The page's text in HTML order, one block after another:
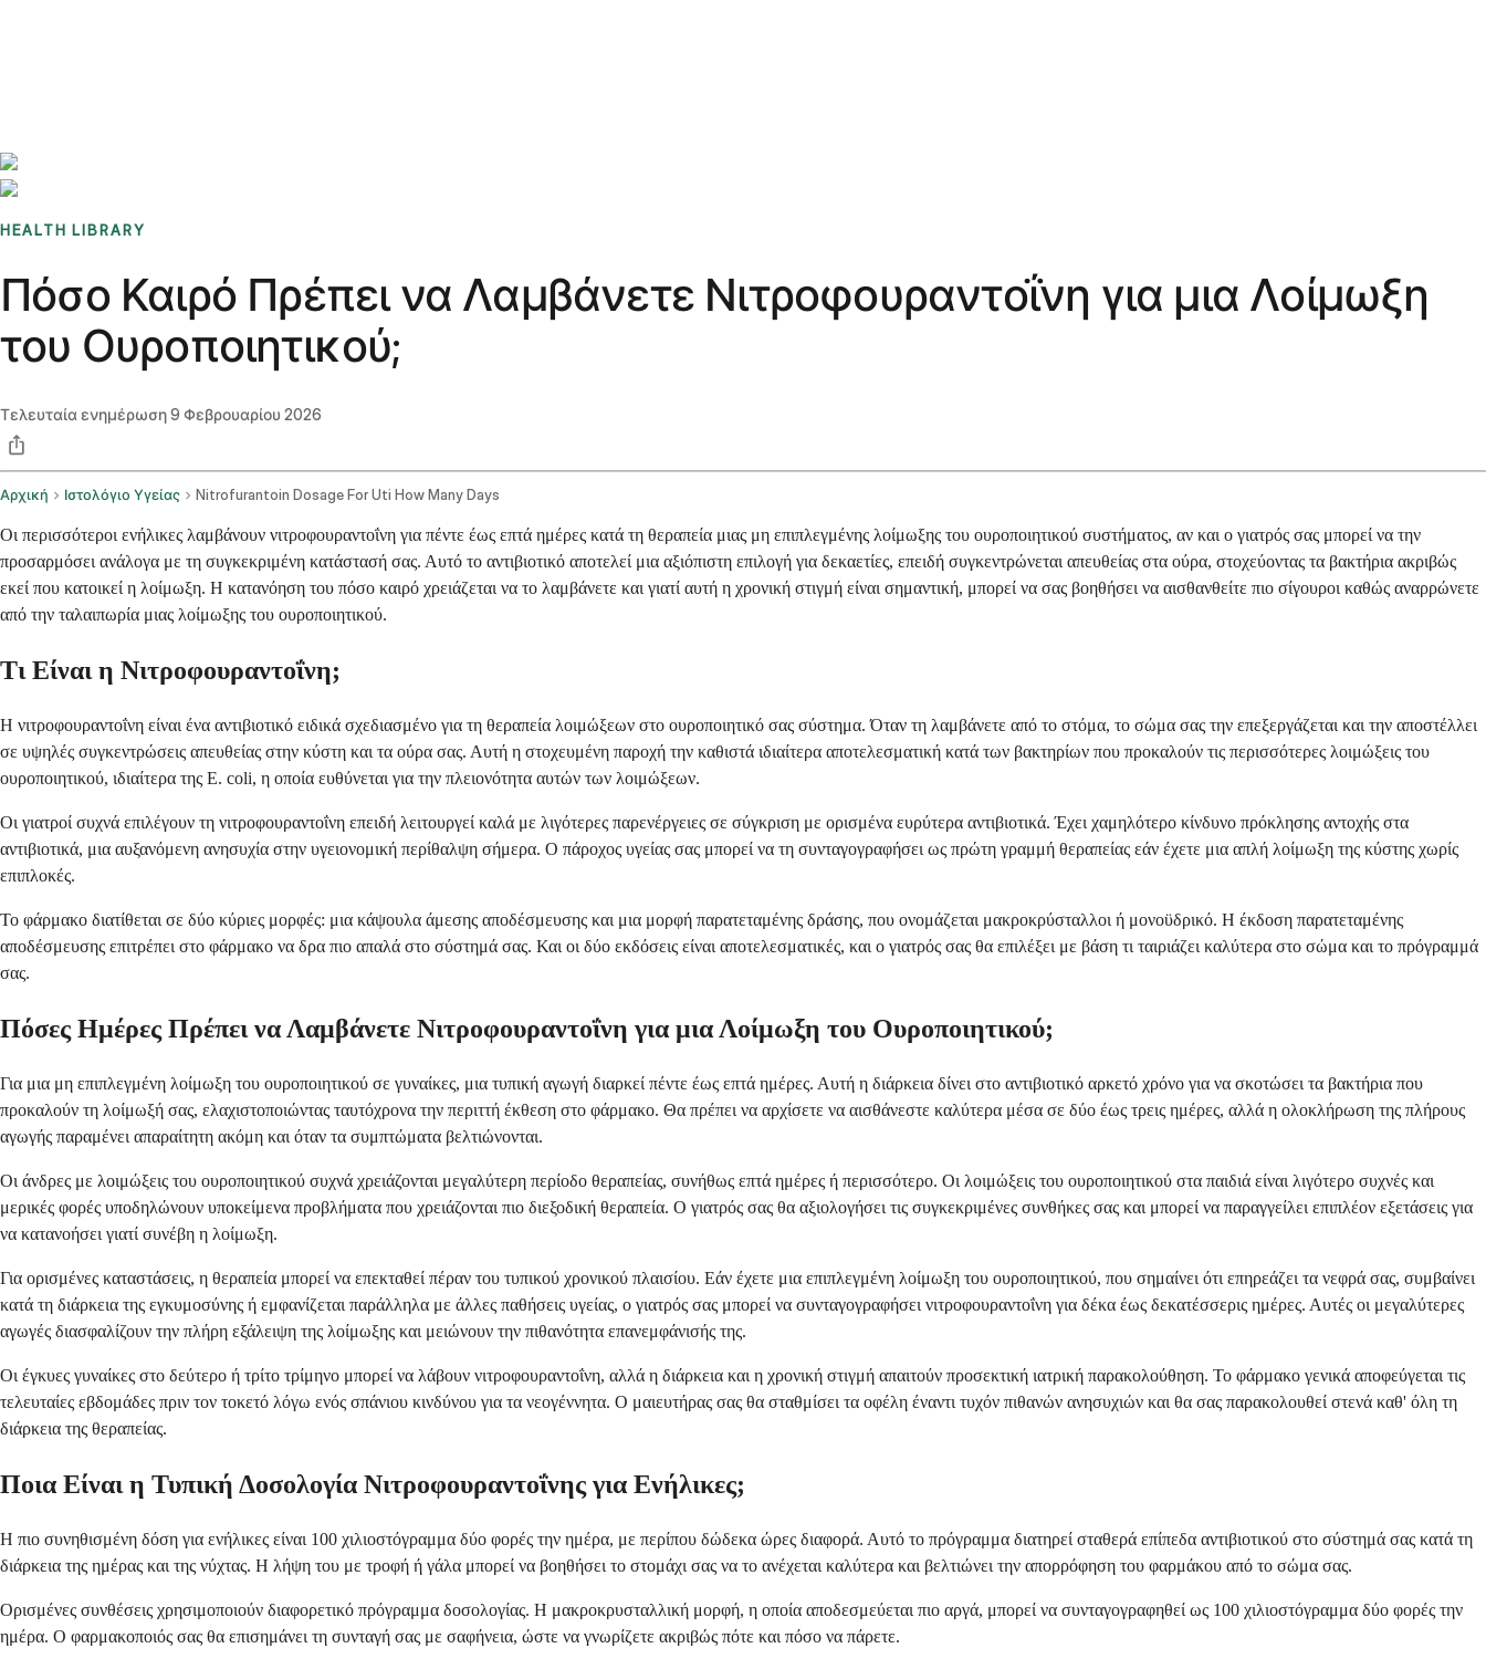
HEALTH LIBRARY
Πόσο Καιρό Πρέπει να Λαμβάνετε Νιτροφουραντοΐνη για μια Λοίμωξη
του Ουροποιητικού;
Τελευταία ενημέρωση9 Φεβρουαρίου 2026
Αρχική Ιστολόγιο Υγείας Nitrofurantoin Dosage For Uti How Many Days
Οι περισσότεροι ενήλικες λαμβάνουν νιτροφουραντοΐνη για πέντε έως επτά ημέρες κατά τη θεραπεία μιας μη επιπλεγμένης λοίμωξης του ουροποιητικού συστήματος, αν και ο γιατρός σας μπορεί να την
προσαρμόσει ανάλογα με τη συγκεκριμένη κατάστασή σας. Αυτό το αντιβιοτικό αποτελεί μια αξιόπιστη επιλογή για δεκαετίες, επειδή συγκεντρώνεται απευθείας στα ούρα, στοχεύοντας τα βακτήρια ακριβώς
εκεί που κατοικεί η λοίμωξη. Η κατανόηση του πόσο καιρό χρειάζεται να το λαμβάνετε και γιατί αυτή η χρονική στιγμή είναι σημαντική, μπορεί να σας βοηθήσει να αισθανθείτε πιο σίγουροι καθώς αναρρώνετε
από την ταλαιπωρία μιας λοίμωξης του ουροποιητικού.
Τι Είναι η Νιτροφουραντοΐνη;
Η νιτροφουραντοΐνη είναι ένα αντιβιοτικό ειδικά σχεδιασμένο για τη θεραπεία λοιμώξεων στο ουροποιητικό σας σύστημα. Όταν τη λαμβάνετε από το στόμα, το σώμα σας την επεξεργάζεται και την αποστέλλει
σε υψηλές συγκεντρώσεις απευθείας στην κύστη και τα ούρα σας. Αυτή η στοχευμένη παροχή την καθιστά ιδιαίτερα αποτελεσματική κατά των βακτηρίων που προκαλούν τις περισσότερες λοιμώξεις του
ουροποιητικού, ιδιαίτερα της E. coli, η οποία ευθύνεται για την πλειονότητα αυτών των λοιμώξεων.
Οι γιατροί συχνά επιλέγουν τη νιτροφουραντοΐνη επειδή λειτουργεί καλά με λιγότερες παρενέργειες σε σύγκριση με ορισμένα ευρύτερα αντιβιοτικά. Έχει χαμηλότερο κίνδυνο πρόκλησης αντοχής στα
αντιβιοτικά, μια αυξανόμενη ανησυχία στην υγειονομική περίθαλψη σήμερα. Ο πάροχος υγείας σας μπορεί να τη συνταγογραφήσει ως πρώτη γραμμή θεραπείας εάν έχετε μια απλή λοίμωξη της κύστης χωρίς
επιπλοκές.
Το φάρμακο διατίθεται σε δύο κύριες μορφές: μια κάψουλα άμεσης αποδέσμευσης και μια μορφή παρατεταμένης δράσης, που ονομάζεται μακροκρύσταλλοι ή μονοϋδρικό. Η έκδοση παρατεταμένης
αποδέσμευσης επιτρέπει στο φάρμακο να δρα πιο απαλά στο σύστημά σας. Και οι δύο εκδόσεις είναι αποτελεσματικές, και ο γιατρός σας θα επιλέξει με βάση τι ταιριάζει καλύτερα στο σώμα και το πρόγραμμά
σας.
Πόσες Ημέρες Πρέπει να Λαμβάνετε Νιτροφουραντοΐνη για μια Λοίμωξη του Ουροποιητικού;
Για μια μη επιπλεγμένη λοίμωξη του ουροποιητικού σε γυναίκες, μια τυπική αγωγή διαρκεί πέντε έως επτά ημέρες. Αυτή η διάρκεια δίνει στο αντιβιοτικό αρκετό χρόνο για να σκοτώσει τα βακτήρια που
προκαλούν τη λοίμωξή σας, ελαχιστοποιώντας ταυτόχρονα την περιττή έκθεση στο φάρμακο. Θα πρέπει να αρχίσετε να αισθάνεστε καλύτερα μέσα σε δύο έως τρεις ημέρες, αλλά η ολοκλήρωση της πλήρους
αγωγής παραμένει απαραίτητη ακόμη και όταν τα συμπτώματα βελτιώνονται.
Οι άνδρες με λοιμώξεις του ουροποιητικού συχνά χρειάζονται μεγαλύτερη περίοδο θεραπείας, συνήθως επτά ημέρες ή περισσότερο. Οι λοιμώξεις του ουροποιητικού στα παιδιά είναι λιγότερο συχνές και
μερικές φορές υποδηλώνουν υποκείμενα προβλήματα που χρειάζονται πιο διεξοδική θεραπεία. Ο γιατρός σας θα αξιολογήσει τις συγκεκριμένες συνθήκες σας και μπορεί να παραγγείλει επιπλέον εξετάσεις για
να κατανοήσει γιατί συνέβη η λοίμωξη.
Για ορισμένες καταστάσεις, η θεραπεία μπορεί να επεκταθεί πέραν του τυπικού χρονικού πλαισίου. Εάν έχετε μια επιπλεγμένη λοίμωξη του ουροποιητικού, που σημαίνει ότι επηρεάζει τα νεφρά σας, συμβαίνει
κατά τη διάρκεια της εγκυμοσύνης ή εμφανίζεται παράλληλα με άλλες παθήσεις υγείας, ο γιατρός σας μπορεί να συνταγογραφήσει νιτροφουραντοΐνη για δέκα έως δεκατέσσερις ημέρες. Αυτές οι μεγαλύτερες
αγωγές διασφαλίζουν την πλήρη εξάλειψη της λοίμωξης και μειώνουν την πιθανότητα επανεμφάνισής της.
Οι έγκυες γυναίκες στο δεύτερο ή τρίτο τρίμηνο μπορεί να λάβουν νιτροφουραντοΐνη, αλλά η διάρκεια και η χρονική στιγμή απαιτούν προσεκτική ιατρική παρακολούθηση. Το φάρμακο γενικά αποφεύγεται τις
τελευταίες εβδομάδες πριν τον τοκετό λόγω ενός σπάνιου κινδύνου για τα νεογέννητα. Ο μαιευτήρας σας θα σταθμίσει τα οφέλη έναντι τυχόν πιθανών ανησυχιών και θα σας παρακολουθεί στενά καθ' όλη τη
διάρκεια της θεραπείας.
Ποια Είναι η Τυπική Δοσολογία Νιτροφουραντοΐνης για Ενήλικες;
Η πιο συνηθισμένη δόση για ενήλικες είναι 100 χιλιοστόγραμμα δύο φορές την ημέρα, με περίπου δώδεκα ώρες διαφορά. Αυτό το πρόγραμμα διατηρεί σταθερά επίπεδα αντιβιοτικού στο σύστημά σας κατά τη
διάρκεια της ημέρας και της νύχτας. Η λήψη του με τροφή ή γάλα μπορεί να βοηθήσει το στομάχι σας να το ανέχεται καλύτερα και βελτιώνει την απορρόφηση του φαρμάκου από το σώμα σας.
Ορισμένες συνθέσεις χρησιμοποιούν διαφορετικό πρόγραμμα δοσολογίας. Η μακροκρυσταλλική μορφή, η οποία αποδεσμεύεται πιο αργά, μπορεί να συνταγογραφηθεί ως 100 χιλιοστόγραμμα δύο φορές την
ημέρα. Ο φαρμακοποιός σας θα επισημάνει τη συνταγή σας με σαφήνεια, ώστε να γνωρίζετε ακριβώς πότε και πόσο να πάρετε.